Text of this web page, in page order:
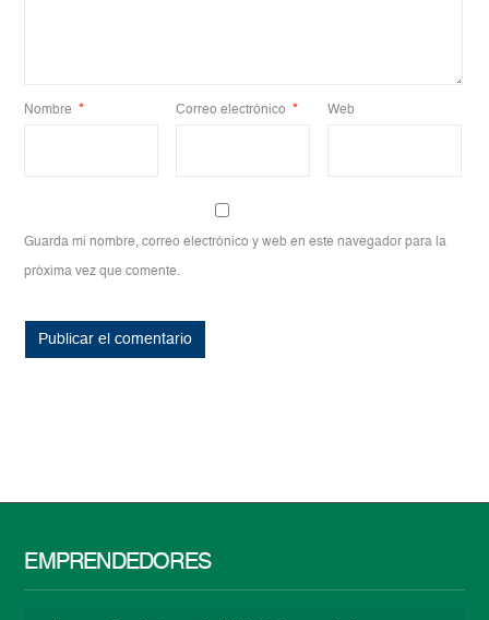
Nombre * Correo electrónico * Web
Guarda mi nombre, correo electrónico y web en este navegador para la
próxima vez que comente.
EMPRENDEDORES